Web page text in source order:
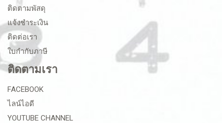
ติดตามพัสดุ
แจ้งชำระเงิน
ติดต่อเรา
ใบกำกับภาษี
ติดตามเรา
FACEBOOK
ไลน์ไอดี
YOUTUBE CHANNEL